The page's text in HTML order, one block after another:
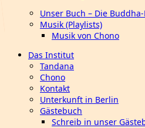
Unser Buch – Die
Musik (Playlists)
Musik von Chono
Das Institut
Tandana
Chono
Kontakt
Unterkunft in Berlin
Gästebuch
Schreib in unser